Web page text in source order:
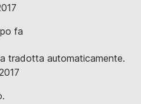
fa
tradotta automaticamente.